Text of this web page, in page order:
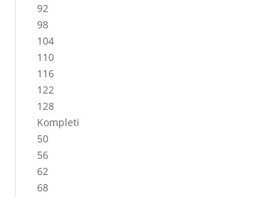
92
98
104
110
116
122
128
Kompleti
50
56
62
68